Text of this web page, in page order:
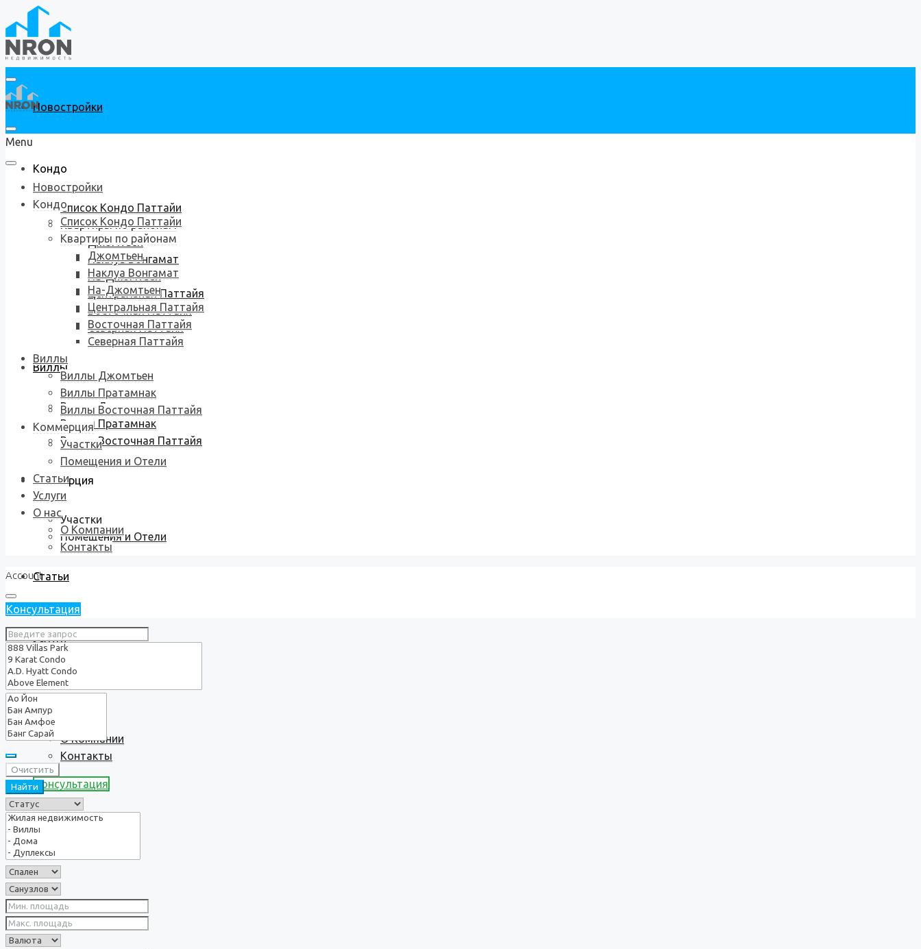
Новостройки
Кондо
Список Кондо Паттайи
Квартиры по районам
Джомтьен
Наклуа Вонгамат
На-Джомтьен
Центральная Паттайя
Восточная Паттайя
Северная Паттайя
Виллы
Виллы Джомтьен
Виллы Пратамнак
Виллы Восточная Паттайя
Коммерция
Участки
Помещения и Отели
Статьи
Услуги
О нас
О Компании
Контакты
Консультация
Menu
Новостройки
Кондо
Список Кондо Паттайи
Квартиры по районам
Джомтьен
Наклуа Вонгамат
На-Джомтьен
Центральная Паттайя
Восточная Паттайя
Северная Паттайя
Виллы
Виллы Джомтьен
Виллы Пратамнак
Виллы Восточная Паттайя
Коммерция
Участки
Помещения и Отели
Статьи
Услуги
О нас
О Компании
Контакты
Account
Консультация
Очистить
Найти